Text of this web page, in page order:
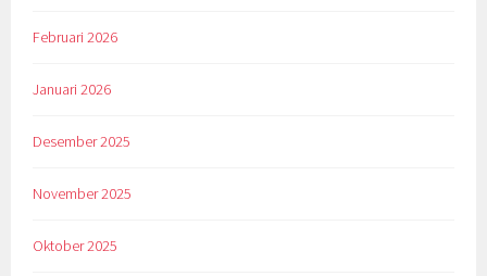
Februari 2026
Januari 2026
Desember 2025
November 2025
Oktober 2025